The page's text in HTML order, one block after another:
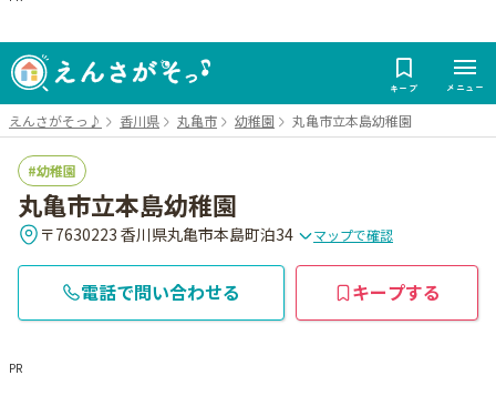
キープ メニュー
えんさがそっ♪ 香川県 丸亀市 幼稚園 丸亀市立本島幼稚園
幼稚園
丸亀市立本島幼稚園
〒7630223 香川県丸亀市本島町泊34 マップで確認
電話で問い合わせる キープする
PR